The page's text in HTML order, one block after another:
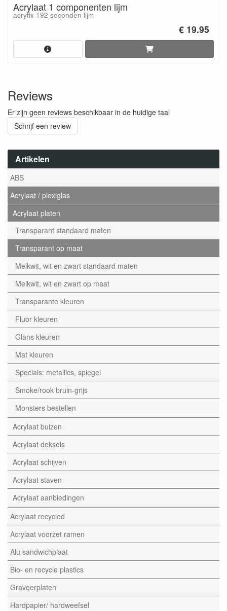
Artikelen
ABS
Acrylaat / plexiglas
Acrylaat platen
Transparant standaard maten
Transparant op maat
Melkwit, wit en zwart standaard maten
Melkwit, wit en zwart op maat
Transparante kleuren
Fluor kleuren
Glans kleuren
Mat kleuren
Specials: metallics, spiegel
Smoke/rook bruin-grijs
Monsters bestellen
Acrylaat buizen
Acrylaat deksels
Acrylaat schijven
Acrylaat staven
Acrylaat aanbiedingen
Acrylaat recycled
Acrylaat voorzet ramen
Alu sandwichplaat
Bio- en recycle plastics
Graveerplaten
Hardpapier/ hardweefsel
Acrylaat 1 componenten lijm
acryfix 192 seconden lijm
€ 19.95
Reviews
Er zijn geen reviews beschikbaar in de huidige taal
Schrijf een review